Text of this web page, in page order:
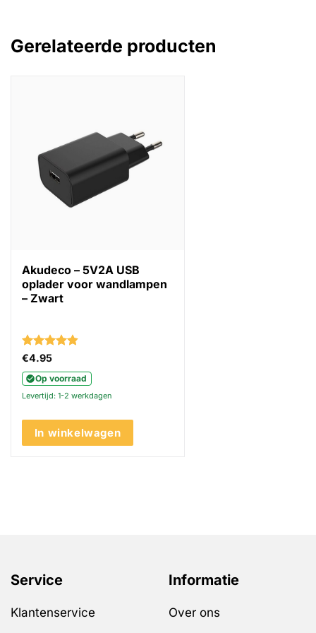
Gerelateerde producten
Akudeco – 5V2A USB
oplader voor wandlampen
– Zwart
Gewaardeerd
€4.95
Op voorraad
Levertijd: 1-2 werkdagen
In winkelwagen
Service
Klantenservice
Informatie
Over ons